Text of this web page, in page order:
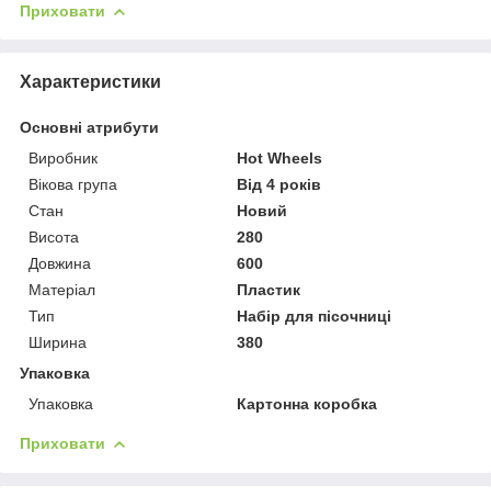
Приховати
Характеристики
Основні атрибути
Виробник
Hot Wheels
Вікова група
Від 4 років
Стан
Новий
Висота
280
Довжина
600
Матеріал
Пластик
Тип
Набір для пісочниці
Ширина
380
Упаковка
Упаковка
Картонна коробка
Приховати